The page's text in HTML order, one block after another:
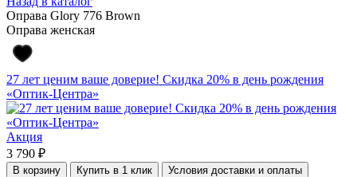
Оправа Glory 776 Brown
Оправа женская
27 лет ценим ваше доверие! Скидка 20% в день рождения
«Оптик-Центра»
Акция
3 790 ₽
В корзину Купить в 1 клик Условия доставки и оплаты